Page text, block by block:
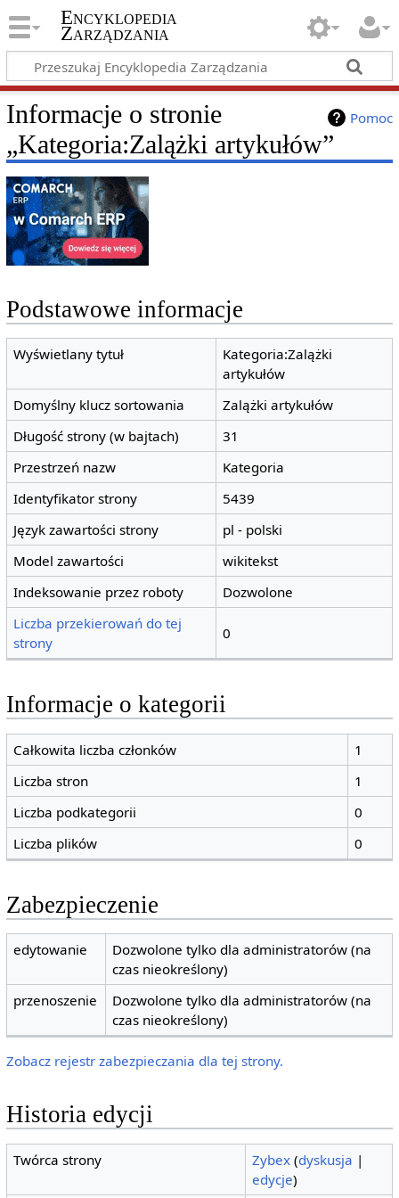
Encyklopedia
Zarządzania
Pomoc
Informacje o stronie
„Kategoria:Zalążki artykułów”
Podstawowe informacje
Wyświetlany tytuł
Kategoria:Zalążki
artykułów
Domyślny klucz sortowania
Zalążki artykułów
Długość strony (w bajtach)
31
Przestrzeń nazw
Kategoria
Identyfikator strony
5439
Język zawartości strony
pl - polski
Model zawartości
wikitekst
Indeksowanie przez roboty
Dozwolone
Liczba przekierowań do tej
strony
0
Informacje o kategorii
Całkowita liczba członków
1
Liczba stron
1
Liczba podkategorii
0
Liczba plików
0
Zabezpieczenie
edytowanie
Dozwolone tylko dla administratorów (na
czas nieokreślony)
przenoszenie
Dozwolone tylko dla administratorów (na
czas nieokreślony)
Zobacz rejestr zabezpieczania dla tej strony.
Historia edycji
Twórca strony Zybex (dyskusja |
edycje)